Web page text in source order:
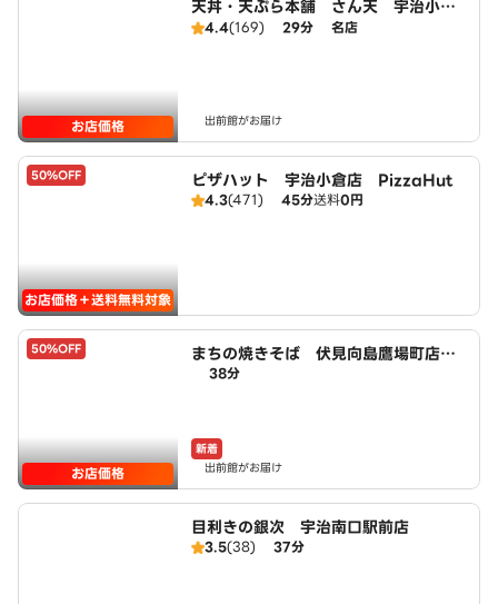
お店価格
天丼・天ぷら本舗 さん天 宇治小倉
店4.4(169) 29分 名店
出前館がお届け
50%OFF
お店価格＋送料無料対象
ピザハット 宇治小倉店 PizzaHut
4.3(471) 45分送料0円
50%OFF
お店価格
まちの焼きそば 伏見向島鷹場町店 p
owered by LAWSON
38分
新着
出前館がお届け
目利きの銀次 宇治南口駅前店
3.5(38) 37分